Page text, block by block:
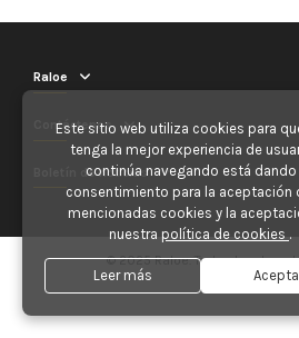
Raloe
Contáctenos
Boletín de noticias
© 2025 Raloe. Todos los
Este sitio web utiliza cookies para
tenga la mejor experiencia de
continúa navegando está dando
consentimiento para la aceptación
mencionadas cookies y la
nuestra política de cookies .
Leer más